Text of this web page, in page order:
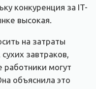
конкуренция за IT-
высокая.
на затраты
завтраков,
работники могут
объяснила это